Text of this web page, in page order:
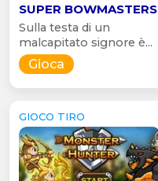
SUPER BOWMASTERS
Sulla testa di un
malcapitato signore è...
Gioca
GIOCO TIRO